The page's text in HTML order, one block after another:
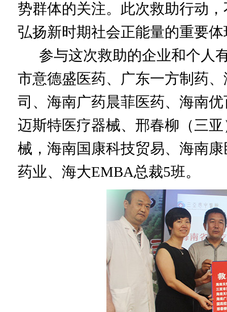
势群体的关注。此次救助行动
弘扬新时期社会正能量的重要体
参与这次救助的企业和个人
市意德盛医药、广东一方制药
司、海南广药晨菲医药、海南
迈斯特医疗器械、邢春柳（三
械，海南国康科技贸易、海南
药业、海大EMBA总裁5班。